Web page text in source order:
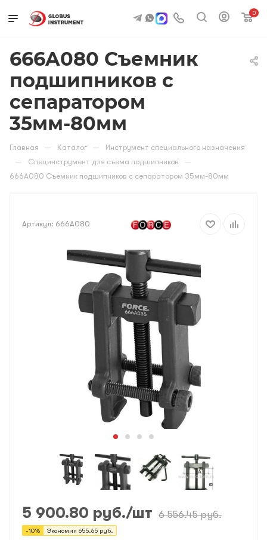
0
666A080 Съемник
подшипников с
сепаратором
35мм-80мм
Главная — Каталог — Инструмент специального назначения
— Специнструмент для съема подшипников —
666A080 Съемник подшипников с сепаратором 35мм-80мм
Артикул: 666A080
5 900.80 руб./шт 6 556.45руб.
-10% Экономия 655.65 руб.